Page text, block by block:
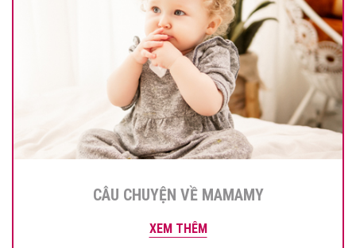
CÂU CHUYỆN VỀ MAMAMY
XEM THÊM